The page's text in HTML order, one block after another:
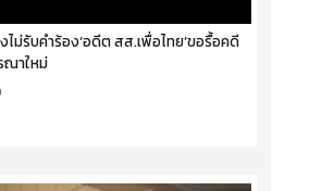
ไม่รับคำร้อง‘อดีต สส.เพื่อไทย’ขอรื้อคดี
ณาใหม่